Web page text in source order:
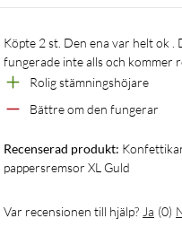
Köpte 2 st. Den ena var helt ok . Den andra
fungerade inte alls och kommer
Rolig stämningshöjare
Bättre om den fungerar
Recenserad produkt:
pappersremsor XL Guld
Var recensionen till hjälp? Ja (0)